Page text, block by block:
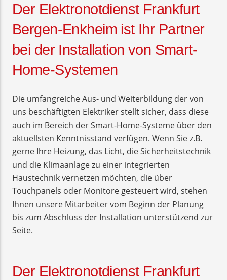
Der Elektronotdienst Frankfurt
Bergen-Enkheim ist Ihr Partner
bei der Installation von Smart-
Home-Systemen
Die umfangreiche Aus- und Weiterbildung der von
uns beschäftigten Elektriker stellt sicher, dass diese
auch im Bereich der Smart-Home-Systeme über den
aktuellsten Kenntnisstand verfügen. Wenn Sie z.B.
gerne Ihre Heizung, das Licht, die Sicherheitstechnik
und die Klimaanlage zu einer integrierten
Haustechnik vernetzen möchten, die über
Touchpanels oder Monitore gesteuert wird, stehen
Ihnen unsere Mitarbeiter vom Beginn der Planung
bis zum Abschluss der Installation unterstützend zur
Seite.
Der Elektronotdienst Frankfurt